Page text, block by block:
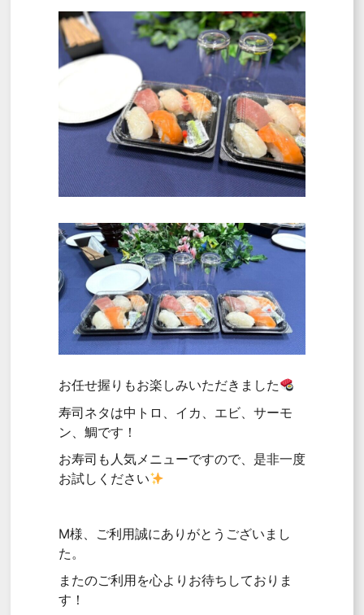
お任せ握りもお楽しみいただきました
寿司ネタは中トロ、イカ、エビ、サーモ
ン、鯛です！
お寿司も人気メニューですので、是非一度
お試しください
M様、ご利用誠にありがとうございまし
た。
またのご利用を心よりお待ちしておりま
す！